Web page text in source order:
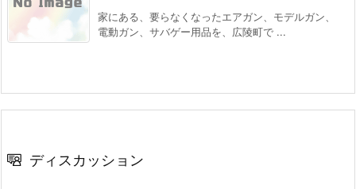
家にある、要らなくなったエアガン、モデルガン、
電動ガン、サバゲー用品を、広陵町で ...
ディスカッション